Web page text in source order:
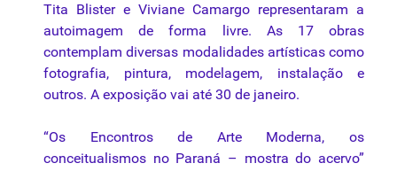
Tita Blister e Viviane Camargo representaram a
autoimagem de forma livre. As 17 obras
contemplam diversas modalidades artísticas como
fotografia, pintura, modelagem, instalação e
outros. A exposição vai até 30 de janeiro.
“Os Encontros de Arte Moderna, os
conceitualismos no Paraná – mostra do acervo”